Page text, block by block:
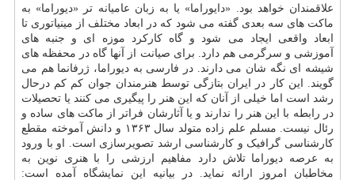
علاقمندان خواهد بود. «دایوراما» یا به زبان عامیانه تر «دیوراما» به
ماکت های سه بعدی گفته می شود که در ابعاد مختلف از مینیاتوری تا
ابعاد واقعی ایجاد می شود و گاه کارکرد موزه ای و جنبه های
آموزشی و سرگرمی هم دارد. برای صیانت از آنها گاه در محفظه های
شیشه ای نگه شان می دارند. در فارسی به دیوراما، ژرفانما هم می
گویند. این کار در ایران بتازگی توسط هنرمندان جوان کم کم درحال
رشد است اما خیلی از آنان که این هنر را پیگیری می کنند یا تحصیلات
در رابطه با این هنر را ندارند و یا آثارشان فراتر از ماکت های ساده و
رئال نیست. مسلم علم زاده متولد سال ۱۳۶۳ و دانش آموخته مقطع
کارشناسی گرافیک و کارشناسی ارشد تصویرسازی است. او با ورود
به عرصه دیوراما تلاش دارد مفاهیم ارزشی را با هنری نوین به
مخاطبان امروز ارائه نماید. در بیانیه این نمایشگاه آمده است: